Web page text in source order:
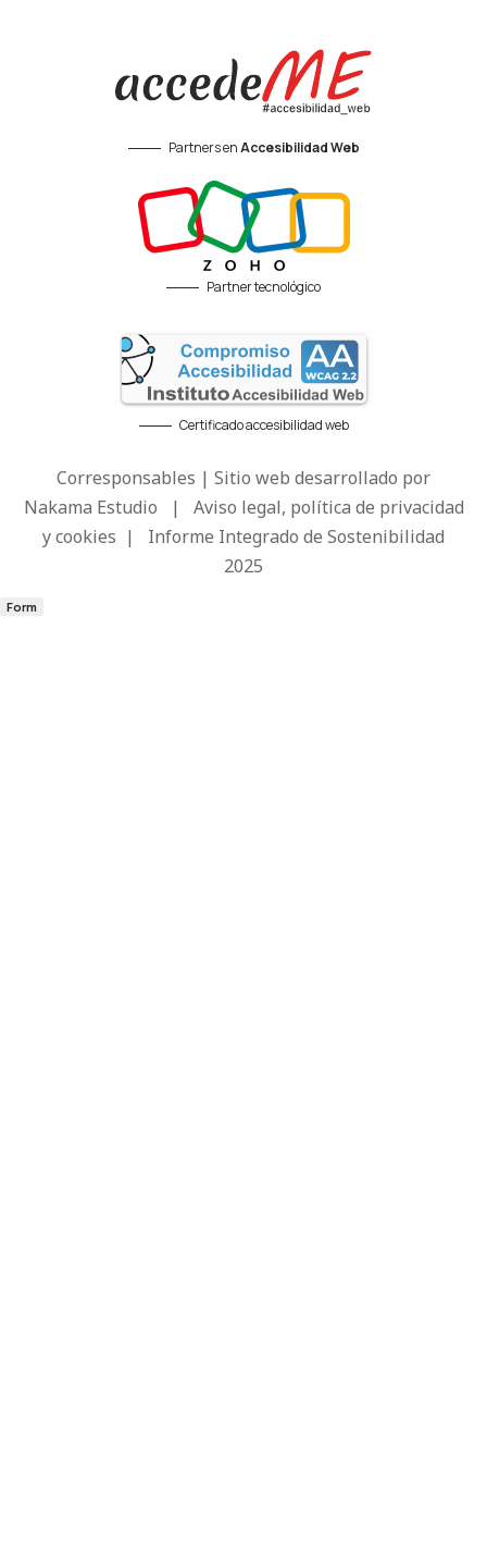
Partners enAccesibilidad Web
Partner tecnológico
Certificado accesibilidad web
Corresponsables | Sitio web desarrollado por
Nakama Estudio | Aviso legal, política de privacidad
y cookies | Informe Integrado de Sostenibilidad
2025
Form